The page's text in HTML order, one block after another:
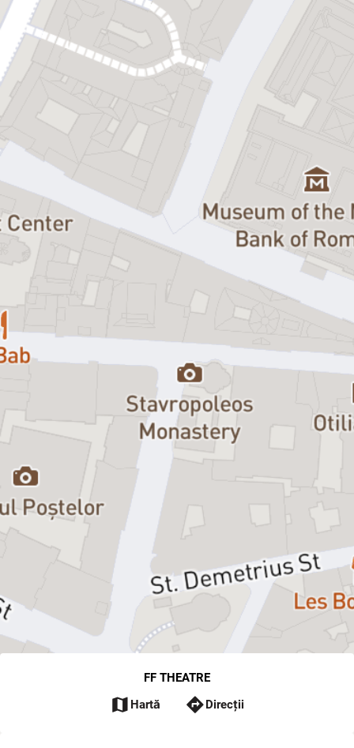
FF THEATRE
map Hartă directionsDirecții